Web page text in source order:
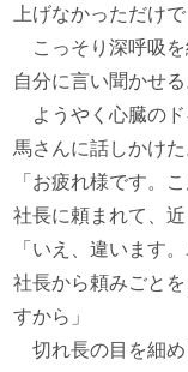
上げなかっただけ
こっそり深呼吸を
自分に言い聞かせる
ようやく心臓のド
馬さんに話しかけた
「お疲れ様です。
社長に頼まれて、
「いえ、違います
社長から頼みごと
すから」
切れ長の目を細め